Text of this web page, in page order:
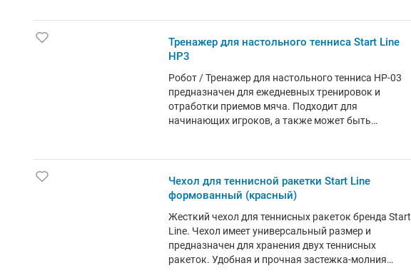
мячей к роботу, обеспечивая более надежную и
бесперебойную подачу мячей во время
тормозами, которые надежно фиксируют тренажер
на поверхности, а также панелью управления на
проводе, длина которого позволяет разместить
панель на кронштейне рядом с игроком. Робот-
выдающемся дизайне и инновациях, которые
внедрены в данном роботе. Double Fish SUPER-05 -
это высококачественное устройство, которое
поможет начинающим игрокам и тренирующимся
спортсменам развивать свои навыки в настольном
теннисе и добиваться высочайших результатов.
правое боковое вращение и их комбинации). -
Тренажер имеет возможность поворота головки
вручную вверх-вниз и на 180 градусов. - Колебания
Тренажер может подавать мячи с отскоком как от
ближней, так и от дальней половины стола.
Тренажер для настольного тенниса Start Line
HP3
Робот / Тренажер для настольного тенниса HP-03
предназначен для ежедневных тренировок и
отработки приемов мяча. Подходит для
начинающих игроков, а также может быть
ПРЕИМУЩЕСТВА МОДЕЛИ: - Тренажер имеет 3
варианта подачи (вперед; назад; без вращения). -
Колебания корпуса (влево, вправо) для увеличения
без применения инструментов.
Чехол для теннисной ракетки Start Line
формованный (красный)
Жесткий чехол для теннисных ракеток бренда Start
Line. Чехол имеет универсальный размер и
предназначен для хранения двух теннисных
ракеток. Удобная и прочная застежка-молния